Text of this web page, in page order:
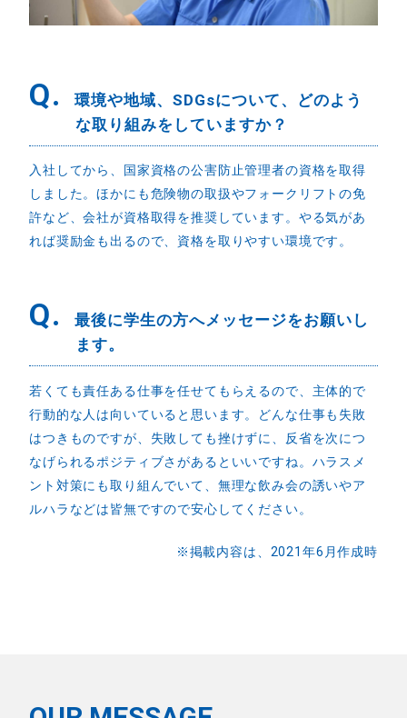
Q.
環境や地域、SDGsについて、どのよう
な取り組みをしていますか？
入社してから、国家資格の公害防止管理者の資格を取得
しました。ほかにも危険物の取扱やフォークリフトの免
許など、会社が資格取得を推奨しています。やる気があ
れば奨励金も出るので、資格を取りやすい環境です。
Q.
最後に学生の方へメッセージをお願いし
ます。
若くても責任ある仕事を任せてもらえるので、主体的で
行動的な人は向いていると思います。どんな仕事も失敗
はつきものですが、失敗しても挫けずに、反省を次につ
なげられるポジティブさがあるといいですね。ハラスメ
ント対策にも取り組んでいて、無理な飲み会の誘いやア
ルハラなどは皆無ですので安心してください。
※掲載内容は、2021年6月作成時